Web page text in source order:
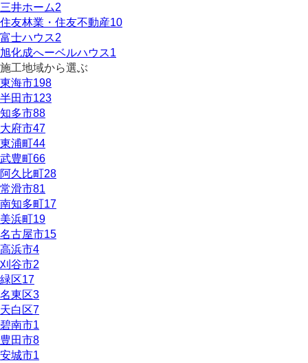
三井ホーム2
住友林業・住友不動産10
富士ハウス2
旭化成へーベルハウス1
施工地域から選ぶ
東海市198
半田市123
知多市88
大府市47
東浦町44
武豊町66
阿久比町28
常滑市81
南知多町17
美浜町19
名古屋市15
高浜市4
刈谷市2
緑区17
名東区3
天白区7
碧南市1
豊田市8
安城市1